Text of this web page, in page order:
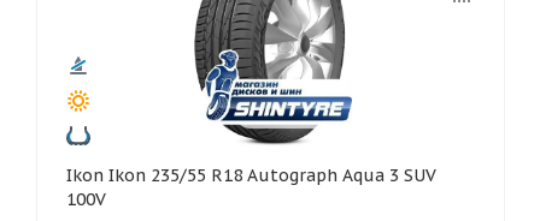
Ikon Ikon 235/55 R18 Autograph Aqua 3 SUV
100V